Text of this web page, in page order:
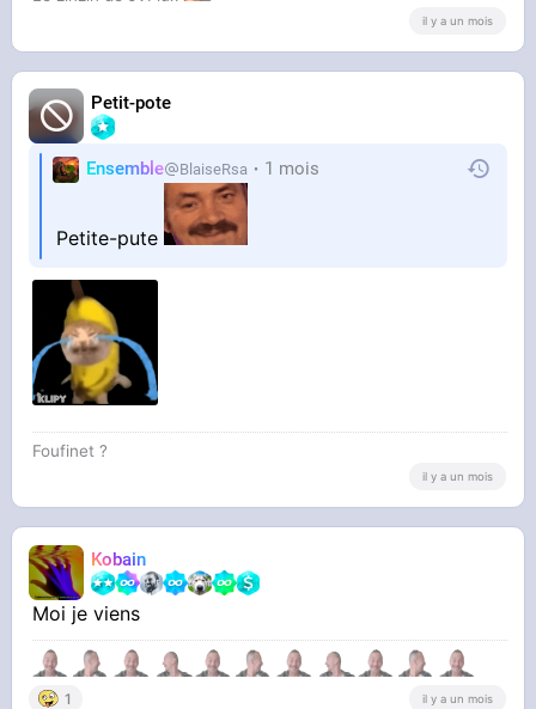
il y a un mois
Petit-pote
Ensemble BlaiseRsa 1 mois
Petite-pute
Foufinet ?
il y a un mois
Kobain
Moi je viens
1 il y a un mois